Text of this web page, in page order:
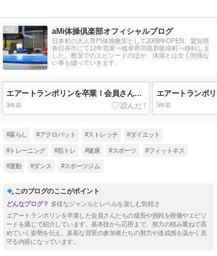
4 aMi体操倶楽部オフィシャルブログ
日本初の大人専門体操教室として2008年OPEN。愛知県
春日井市にて12年営業⇒岐阜県羽島郡岐南町へ移転しま
した。教室でのエピソードのほか、体操とは全く関係な
い事も綴っていきます。
エアートランポリンを卒業！会員さん達の成長ぶりをお届けします
3年前 3年前
#暮らし #アクロバット #ストレッチ #ダイエット
#トレーニング #筋トレ #健康 #スポーツ #フィットネス
#運動 #ダンス #スポーツジム
このブログのここがポイント
多様なジャンルとレベルを楽しむ気軽さ
エアートランポリンを卒業した会員さんたちの成長や挑戦を映像やエピソ
ードを通じて紹介しています。基本技から応用まで、努力の積み重ねで高
めていく姿勢を伝え、多彩な背景の参加者たちの努力や達成感を温かく見
守る内容になっています。